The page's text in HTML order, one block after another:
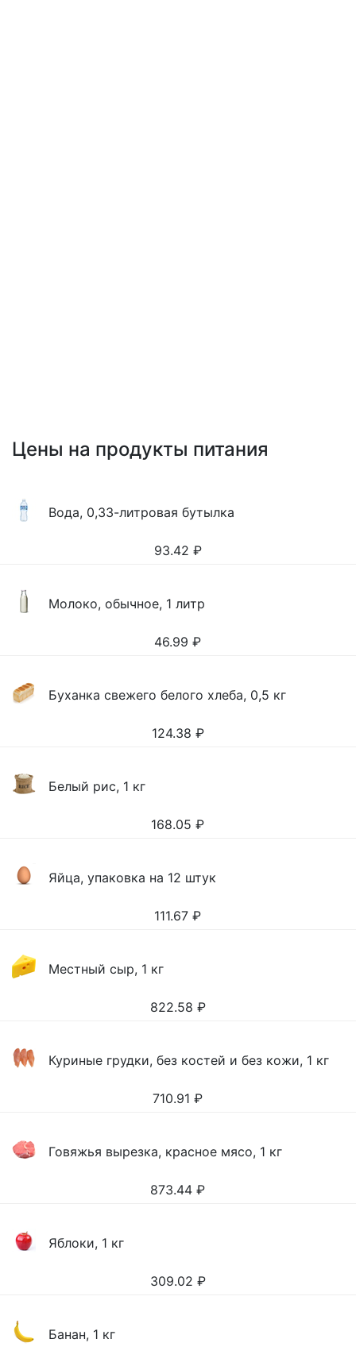
Цены на продукты питания
Вода, 0,33-литровая бутылка
93.42 ₽
Молоко, обычное, 1 литр
46.99 ₽
Буханка свежего белого хлеба, 0,5 кг
124.38 ₽
Белый рис, 1 кг
168.05 ₽
Яйца, упаковка на 12 штук
111.67 ₽
Местный сыр, 1 кг
822.58 ₽
Куриные грудки, без костей и без кожи, 1 кг
710.91 ₽
Говяжья вырезка, красное мясо, 1 кг
873.44 ₽
Яблоки, 1 кг
309.02 ₽
Банан, 1 кг